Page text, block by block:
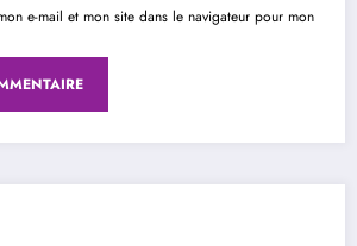
e-mail et mon site dans le navigateur pour mon